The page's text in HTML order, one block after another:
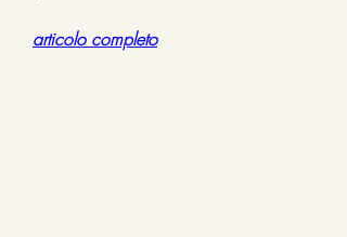
articolo completo